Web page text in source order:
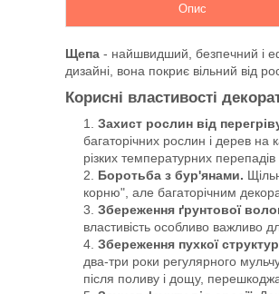
Опис
Щепа - найшвидший, безпечний і
дизайні, вона покриє вільний від
Корисні властивості
Захист рослин від
багаторічних рослин і дерев на
різких температурних
Боротьба з бур'янами.
корню", але багаторічним
Збереження ґрунтової
властивість особливо важливо
Збереження пухкої
два-три роки регулярного
після поливу і дощу,